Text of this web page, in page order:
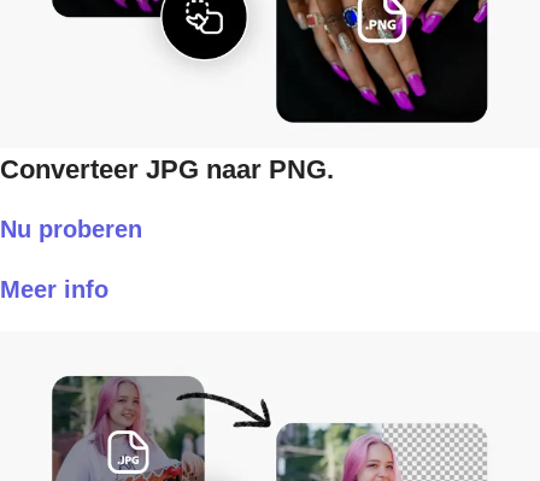
Converteer JPG naar PNG.
Nu proberen
Meer info